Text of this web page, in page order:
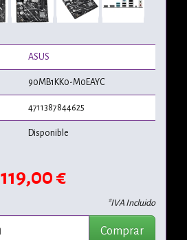
ASUS
90MB1KK0-M0EAYC
4711387844625
Disponible
119,00 €
*IVA Incluido
Comprar